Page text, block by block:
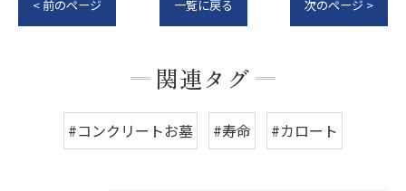
< 前のページ 一覧に戻る 次のページ >
関連タグ
#コンクリートお墓 #寿命 #カロート